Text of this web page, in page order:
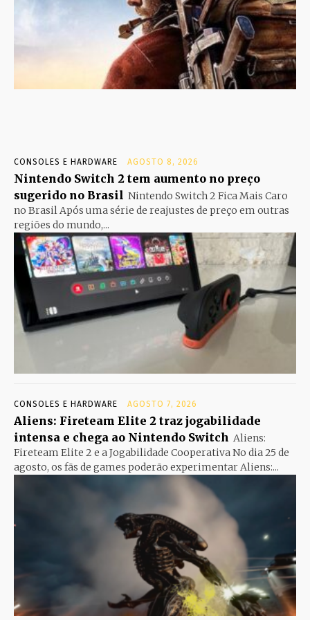
CONSOLES E HARDWARE AGOSTO 8, 2026
Nintendo Switch 2 tem aumento no preço
sugerido no Brasil Nintendo Switch 2 Fica Mais Caro
no Brasil Após uma série de reajustes de preço em outras
regiões do mundo,...
CONSOLES E HARDWARE AGOSTO 7, 2026
Aliens: Fireteam Elite 2 traz jogabilidade
intensa e chega ao Nintendo Switch Aliens:
Fireteam Elite 2 e a Jogabilidade Cooperativa No dia 25 de
agosto, os fãs de games poderão experimentar Aliens:...